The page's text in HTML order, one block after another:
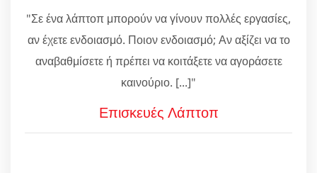
"Σε ένα λάπτοπ μπορούν να γίνουν πολλές εργασίες,
αν έχετε ενδοιασμό. Ποιον ενδοιασμό; Αν αξίζει να το
αναβαθμίσετε ή πρέπει να κοιτάξετε να αγοράσετε
καινούριο. [...]"
Επισκευές Λάπτοπ